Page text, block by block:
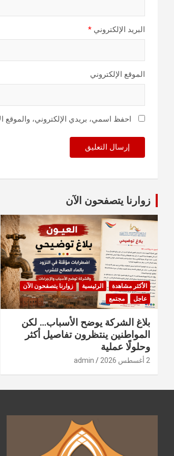
البريد الإلكتروني *
الموقع الإلكتروني
احفظ اسمي، بريدي الإلكتروني، والموقع
زوارنا يتصفحون الآن
الأكثر مشاهدة الرئيسية
زوارنا يتصفحون الآن
عاجل
مجتمع
بلاغ الشركة يوضح الأسباب… لكن
المواطنين ينتظرون تفاصيل أكثر
وحلولًا عملية
2 أغسطس 2026 admin